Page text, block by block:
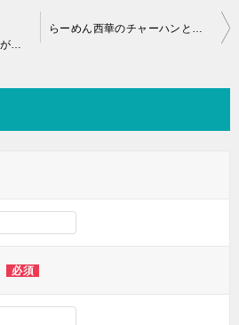
♪
必須